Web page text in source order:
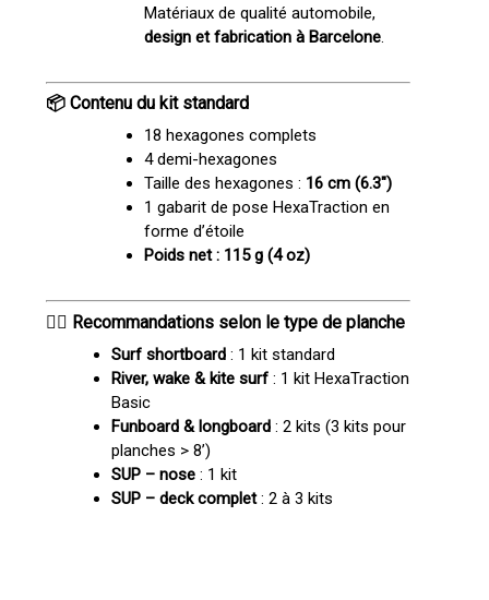
Matériaux de qualité automobile,
design et fabrication à Barcelone.
📦 Contenu du kit standard
18 hexagones complets
4 demi-hexagones
Taille des hexagones : 16 cm (6.3″)
1 gabarit de pose HexaTraction en
forme d’étoile
Poids net : 115 g (4 oz)
🏄‍♂️ Recommandations selon le type de planche
Surf shortboard: 1 kit standard
River, wake & kite surf: 1 kit HexaTraction
Basic
Funboard & longboard: 2 kits (3 kits pour
planches > 8’)
SUP – nose: 1 kit
SUP – deck complet: 2 à 3 kits